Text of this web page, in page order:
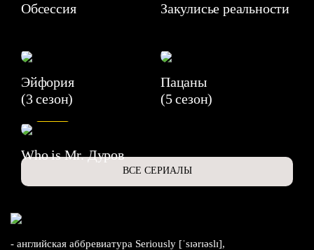
Обсессия Закулисье реальности
Эйфория
(3 сезон)
Пацаны
(5 сезон)
6.3
Who is Mr. Дуров
ВСЕ СЕРИАЛЫ
- английская аббревиатура Seriously [ˈsɪərɪəslɪ],